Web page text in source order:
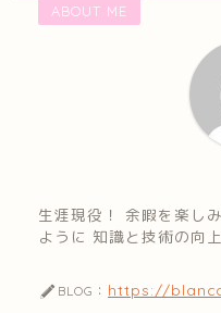
ABOUT ME
生涯現役！ 余暇を楽し
ように 知識と技術の向
BLOG： https://